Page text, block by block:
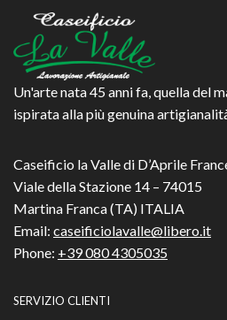
Un'arte nata 45 anni fa, quella del
ispirata alla più genuina
Caseificio la Valle di D’Aprile
Viale della Stazione 14 – 74015
Martina Franca (TA) ITALIA
Email: caseificiolavalle@libero.it
Phone: +39 080 4305035
SERVIZIO CLIENTI